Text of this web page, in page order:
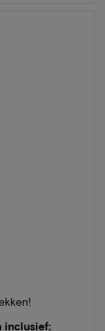
inclusief: